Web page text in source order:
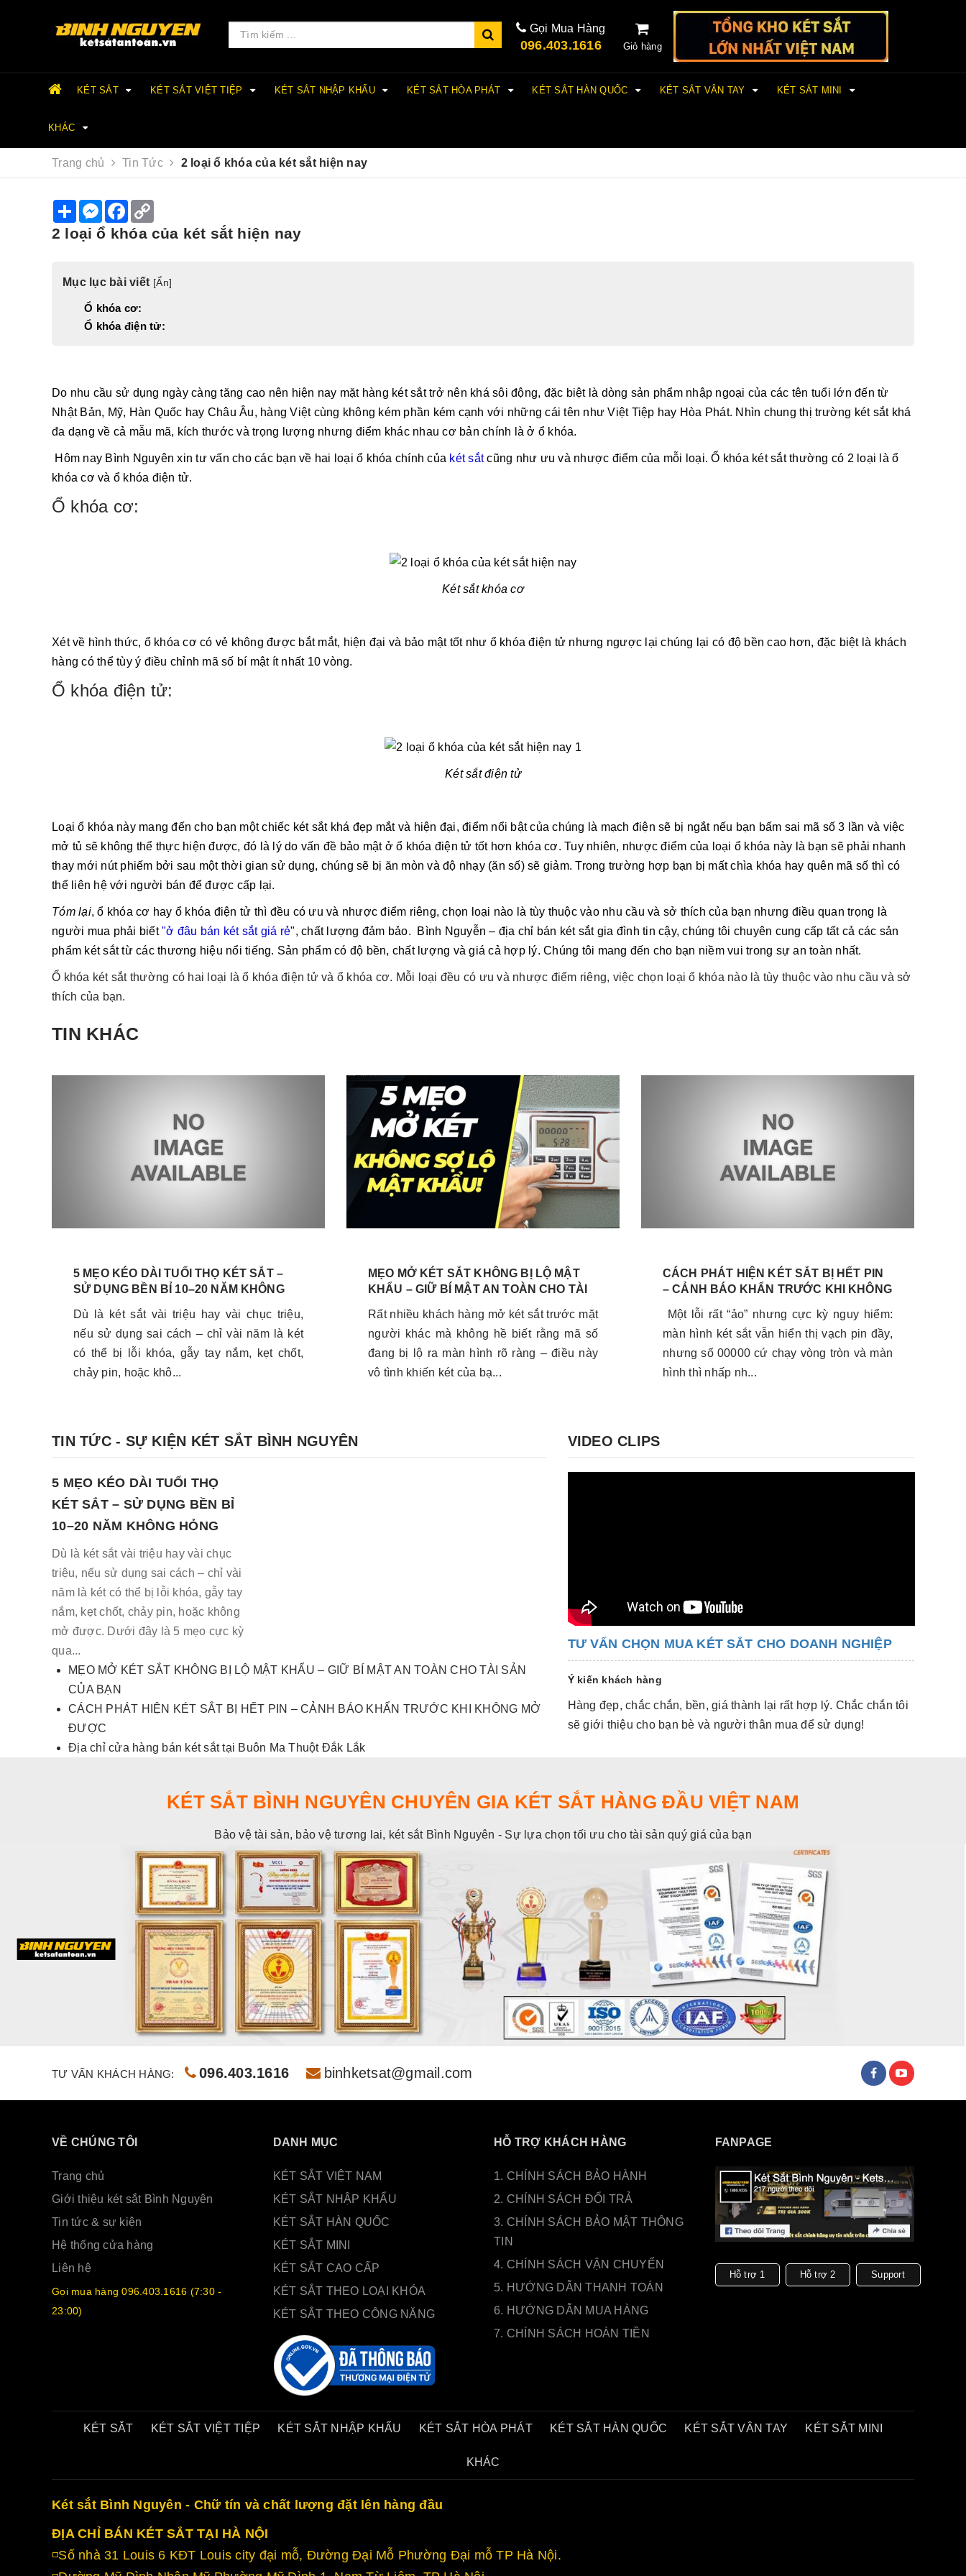
Gọi Mua Hàng
096.403.1616 Giỏ hàng
KÉT SẮT KÉT SẮT VIỆT TIỆP KÉT SẮT NHẬP KHẨU KÉT SẮT HÒA PHÁT KÉT SẮT HÀN QUỐC KÉT SẮT VÂN TAY KÉT SẮT MINI
KHÁC
Trang chủ Tin Tức 2 loại ổ khóa của két sắt hiện nay
S
h
a
r
M
e
s
s
e
F
a
c
e
k
p
y
n
k
2 loại ổ khóa của két sắt hiện nay
Mục lục bài viết [Ẩn]
Ổ khóa cơ:
Ổ khóa điện tử:
Do nhu cầu sử dụng ngày càng tăng cao nên hiện nay mặt hàng két sắt trở nên khá sôi động, đặc biệt là dòng sản phẩm nhập ngoại của các tên tuổi lớn đến từ
Nhật Bản, Mỹ, Hàn Quốc hay Châu Âu, hàng Việt cùng không kém phần kém cạnh với những cái tên như Việt Tiệp hay Hòa Phát. Nhìn chung thị trường két sắt khá
đa dạng về cả mẫu mã, kích thước và trọng lượng nhưng điểm khác nhau cơ bản chính là ở ổ khóa.
Hôm nay Bình Nguyên xin tư vấn cho các bạn về hai loại ổ khóa chính của két sắtcũng như ưu và nhược điểm của mỗi loại. Ổ khóa két sắt thường có 2 loại là ổ
khóa cơ và ổ khóa điện tử.
Ổ khóa cơ:
Két sắt khóa cơ
Xét về hình thức, ổ khóa cơ có vẻ không được bắt mắt, hiện đại và bảo mật tốt như ổ khóa điện tử nhưng ngược lại chúng lại có độ bền cao hơn, đặc biệt là khách
hàng có thể tùy ý điều chỉnh mã số bí mật ít nhất 10 vòng.
Ổ khóa điện tử:
Két sắt điện tử
Loại ổ khóa này mang đến cho bạn một chiếc két sắt khá đẹp mắt và hiện đại, điểm nổi bật của chúng là mạch điện sẽ bị ngắt nếu bạn bấm sai mã số 3 lần và việc
mở tủ sẽ không thể thực hiện được, đó là lý do vấn đề bảo mật ở ổ khóa điện tử tốt hơn khóa cơ. Tuy nhiên, nhược điểm của loại ổ khóa này là bạn sẽ phải nhanh
thay mới nút phiếm bởi sau một thời gian sử dụng, chúng sẽ bị ăn mòn và độ nhạy (ăn số) sẽ giảm. Trong trường hợp bạn bị mất chìa khóa hay quên mã số thì có
thể liên hệ với người bán để được cấp lại.
Tóm lại, ổ khóa cơ hay ổ khóa điện tử thì đều có ưu và nhược điểm riêng, chọn loại nào là tùy thuộc vào nhu cầu và sở thích của bạn nhưng điều quan trọng là
người mua phải biết"ở đâu bán két sắt giá rẻ", chất lượng đảm bảo. Bình Nguyễn – địa chỉ bán két sắt gia đình tin cậy, chúng tôi chuyên cung cấp tất cả các sản
phẩm két sắt từ các thương hiệu nổi tiếng. Sản phẩm có độ bền, chất lượng và giá cả hợp lý. Chúng tôi mang đến cho bạn niềm vui trong sự an toàn nhất.
Ổ khóa két sắt thường có hai loại là ổ khóa điện tử và ổ khóa cơ. Mỗi loại đều có ưu và nhược điểm riêng, việc chọn loại ổ khóa nào là tùy thuộc vào nhu cầu và sở
thích của bạn.
TIN KHÁC
5 MẸO KÉO DÀI TUỔI THỌ KÉT SẮT –
SỬ DỤNG BỀN BỈ 10–20 NĂM KHÔNG
Dù là két sắt vài triệu hay vài chục triệu,
nếu sử dụng sai cách – chỉ vài năm là két
có thể bị lỗi khóa, gẫy tay nắm, kẹt chốt,
chảy pin, hoặc khô...
MẸO MỞ KÉT SẮT KHÔNG BỊ LỘ MẬT
KHẨU – GIỮ BÍ MẬT AN TOÀN CHO TÀI
Rất nhiều khách hàng mở két sắt trước mặt
người khác mà không hề biết rằng mã số
đang bị lộ ra màn hình rõ ràng – điều này
vô tình khiến két của bạ...
CÁCH PHÁT HIỆN KÉT SẮT BỊ HẾT PIN
– CẢNH BÁO KHẨN TRƯỚC KHI KHÔNG
MỞ ĐƯỢC
Một lỗi rất “ảo” nhưng cực kỳ nguy hiểm:
màn hình két sắt vẫn hiển thị vạch pin đầy,
nhưng số 00000 cứ chạy vòng tròn và màn
hình thì nhấp nh...
TIN TỨC - SỰ KIỆN KÉT SẮT BÌNH NGUYÊN
5 MẸO KÉO DÀI TUỔI THỌ
KÉT SẮT – SỬ DỤNG BỀN BỈ
10–20 NĂM KHÔNG HỎNG
Dù là két sắt vài triệu hay vài chục
triệu, nếu sử dụng sai cách – chỉ vài
năm là két có thể bị lỗi khóa, gẫy tay
nắm, kẹt chốt, chảy pin, hoặc không
mở được. Dưới đây là 5 mẹo cực kỳ
qua...
MẸO MỞ KÉT SẮT KHÔNG BỊ LỘ MẬT KHẨU – GIỮ BÍ MẬT AN TOÀN CHO TÀI SẢN
CỦA BẠN
CÁCH PHÁT HIỆN KÉT SẮT BỊ HẾT PIN – CẢNH BÁO KHẨN TRƯỚC KHI KHÔNG MỞ
ĐƯỢC
Địa chỉ cửa hàng bán két sắt tại Buôn Ma Thuột Đắk Lắk
VIDEO CLIPS
TƯ VẤN CHỌN MUA KÉT SẮT CHO DOANH NGHIỆP
Ý kiến khách hàng
Hàng đẹp, chắc chắn, bền, giá thành lại rất hợp lý. Chắc chắn tôi
sẽ giới thiệu cho bạn bè và người thân mua để sử dụng!
KÉT SẮT BÌNH NGUYÊN CHUYÊN GIA KÉT SẮT HÀNG ĐẦU VIỆT NAM
Bảo vệ tài sản, bảo vệ tương lai, két sắt Bình Nguyên - Sự lựa chọn tối ưu cho tài sản quý giá của bạn
TƯ VẤN KHÁCH HÀNG: 096.403.1616 binhketsat@gmail.com
VỀ CHÚNG TÔI
Trang chủ
Giới thiệu két sắt Bình Nguyên
Tin tức & sự kiện
Hệ thống cửa hàng
Liên hệ
Gọi mua hàng 096.403.1616 (7:30 -
23:00)
DANH MỤC
KÉT SẮT VIỆT NAM
KÉT SẮT NHẬP KHẨU
KÉT SẮT HÀN QUỐC
KÉT SẮT MINI
KÉT SẮT CAO CẤP
KÉT SẮT THEO LOẠI KHÓA
KÉT SẮT THEO CÔNG NĂNG
HỖ TRỢ KHÁCH HÀNG
1. CHÍNH SÁCH BẢO HÀNH
2. CHÍNH SÁCH ĐỔI TRẢ
3. CHÍNH SÁCH BẢO MẬT THÔNG
TIN
4. CHÍNH SÁCH VẬN CHUYỂN
5. HƯỚNG DẪN THANH TOÁN
6. HƯỚNG DẪN MUA HÀNG
7. CHÍNH SÁCH HOÀN TIỀN
FANPAGE
Hỗ trợ 1 Hỗ trợ 2 Support
KÉT SẮT KÉT SẮT VIỆT TIỆP KÉT SẮT NHẬP KHẨU KÉT SẮT HÒA PHÁT KÉT SẮT HÀN QUỐC KÉT SẮT VÂN TAY KÉT SẮT MINI
KHÁC
Két sắt Bình Nguyên - Chữ tín và chất lượng đặt lên hàng đầu
ĐỊA CHỈ BÁN KÉT SẮT TẠI HÀ NỘI
◽Số nhà 31 Louis 6 KĐT Louis city đại mỗ, Đường Đại Mỗ Phường Đại mỗ TP Hà Nội.